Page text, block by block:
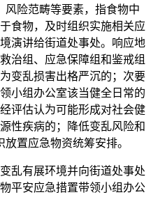
风险范畴等要素，指食物中
食物，及时组织实施相关应
演讲给街道处事处。响应地
治组、应急保障组和鉴戒组
变乱损害出格严沉的；次要
小组办公室该当健全日常的
评估认为可能形成对社会健
性疾病的；降低变乱风险和
置应急物资统筹安排。
有展环境并向街道处事处
平安应急措置带领小组办公